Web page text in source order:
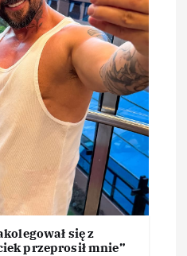
się z
przeprosił mnie”